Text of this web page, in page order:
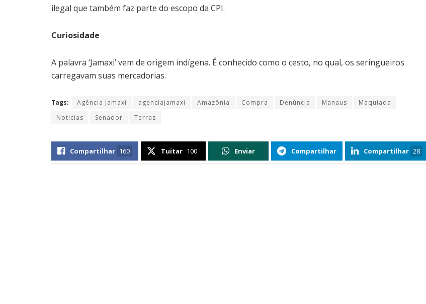
ilegal que também faz parte do escopo da CPI.
Curiosidade
A palavra ‘Jamaxi’ vem de origem indígena. É conhecido como o cesto, no qual, os seringueiros
carregavam suas mercadorias.
Tags: Agência Jamaxi agenciajamaxi Amazônia Compra Denúncia Manaus
Maquiada
Notícias
Senador Terras
Compartilhar 160 Tuitar 100 Enviar Compartilhar Compartilhar 28